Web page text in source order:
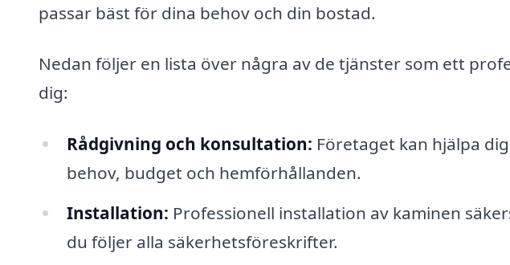
passar bäst för dina behov och din bostad.
Nedan följer en lista över några av de tjänster som ett
dig:
Rådgivning och konsultation: Företaget kan hjälpa
behov, budget och hemförhållanden.
Installation: Professionell installation av kaminen
du följer alla säkerhetsföreskrifter.